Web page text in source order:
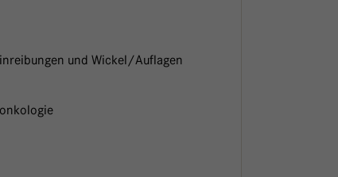
und Wickel/Auflagen